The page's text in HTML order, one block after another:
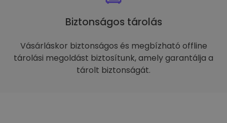
Biztonságos tárolás
Vásárláskor biztonságos és megbízható offline
tárolási megoldást biztosítunk, amely garantálja a
tárolt biztonságát.